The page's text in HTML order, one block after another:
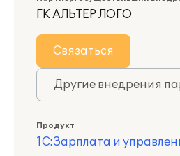
ГК АЛЬТЕР ЛОГО
Связаться
Другие внедрения
Продукт
1С:Зарплата и